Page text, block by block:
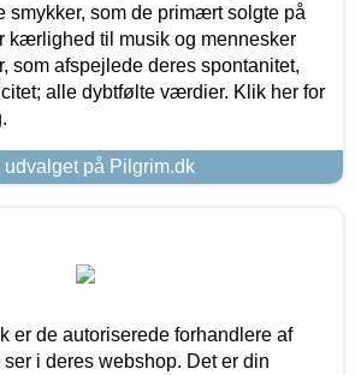
smykker, som de primært solgte på
kærlighed til musik og mennesker
som afspejlede deres spontanitet,
alle dybtfølte værdier. Klik her for
udvalget på Pilgrim.dk
er de autoriserede forhandlere af
i deres webshop. Det er din